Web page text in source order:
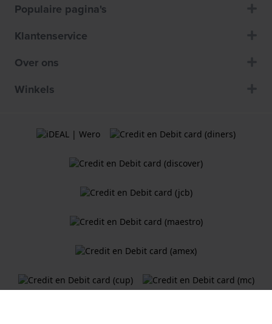
Populaire pagina's
Klantenservice
Over ons
Winkels